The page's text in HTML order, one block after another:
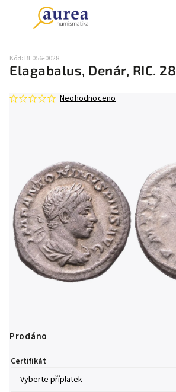
Elagabalus, Denár, RIC. 28
Kód: BE056-0028
Neohodnoceno
Prodáno
Certifikát